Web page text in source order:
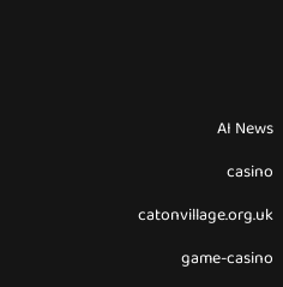
AI News
casino
catonvillage.org.uk
game-casino